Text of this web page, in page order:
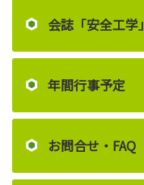
会誌「安全工学」
年間行事予定
お問合せ・FAQ